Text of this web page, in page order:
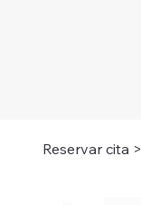
Reservar cita >